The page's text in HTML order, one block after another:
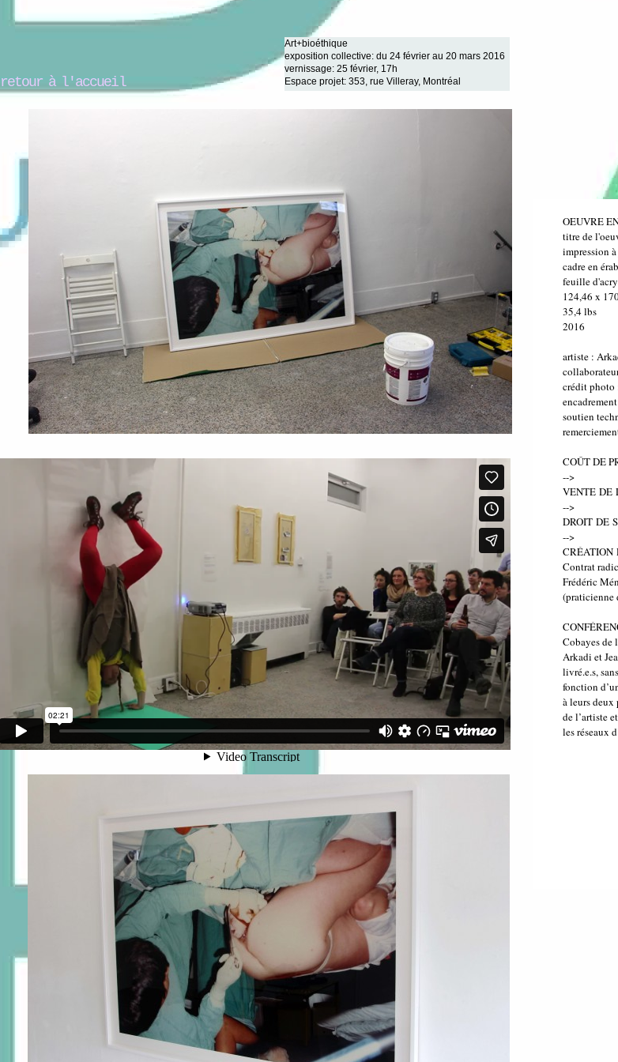
retour à l'accueil
Art+bioéthique
exposition collective: du 24 février au 20 mars 2016
vernissage: 25 février, 17h
Espace projet: 353, rue Villeray, Montréal
OEUVRE
titre de
impression
cadre en
feuille
124,46 x
35,4 lbs
2016
artiste :
crédit photo
soutien
COÛT DE
-->
VENTE DE
-->
DROIT DE
-->
CRÉATION
Contrat
Frédéric
(praticienne
Cobayes de
Arkadi et
livré.e.s,
fonction
à leurs deux
de l’artiste
les réseaux